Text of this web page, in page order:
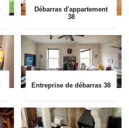
Débarras d'appartement
38
Entreprise de débarras 38